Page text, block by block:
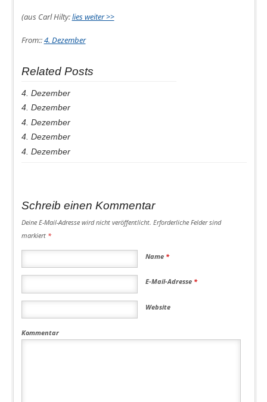
(aus Carl Hilty:lies weiter >>
From::4. Dezember
Related Posts
4. Dezember
4. Dezember
4. Dezember
4. Dezember
4. Dezember
Schreib einen Kommentar
Deine E-Mail-Adresse wird nicht veröffentlicht. Erforderliche Felder sind
markiert *
Name *
E-Mail-Adresse *
Website
Kommentar